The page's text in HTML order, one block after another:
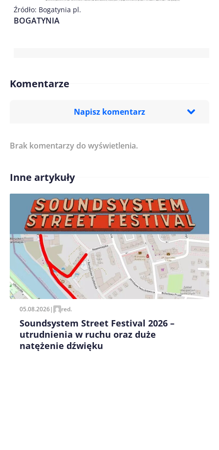
Źródło: Bogatynia pl.
BOGATYNIA
Komentarze
Napisz komentarz
Treść komentarza*
Imię/ Nick*
Zapamiętaj moje dane w tej przeglądarce podczas
pisania kolejnych komentarzy.
Brak komentarzy do wyświetlenia.
Inne artykuły
05.08.2026| red.
Soundsystem Street Festival 2026 –
utrudnienia w ruchu oraz duże
natężenie dźwięku